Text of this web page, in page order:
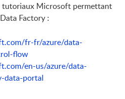
tutoriaux Microsoft permettant
Factory :
fr-fr/azure/data-
flow
en-us/azure/data-
data-portal